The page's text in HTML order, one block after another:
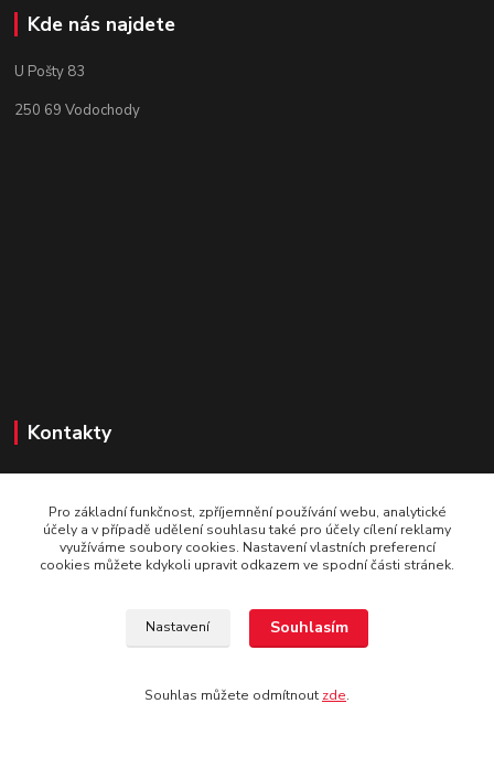
Kde nás najdete
U Pošty 83
250 69 Vodochody
Kontakty
SportaBike.cz
U pošty 83
250 69, Vodochody
e-mail: info@sportabike.cz
Pro základní funkčnost, zpříjemnění používání webu, analytické
účely a v případě udělení souhlasu také pro účely cílení reklamy
využíváme soubory cookies. Nastavení vlastních preferencí
cookies můžete kdykoli upravit odkazem ve spodní části stránek.
Nastavení Souhlasím
Souhlas můžete odmítnout zde.